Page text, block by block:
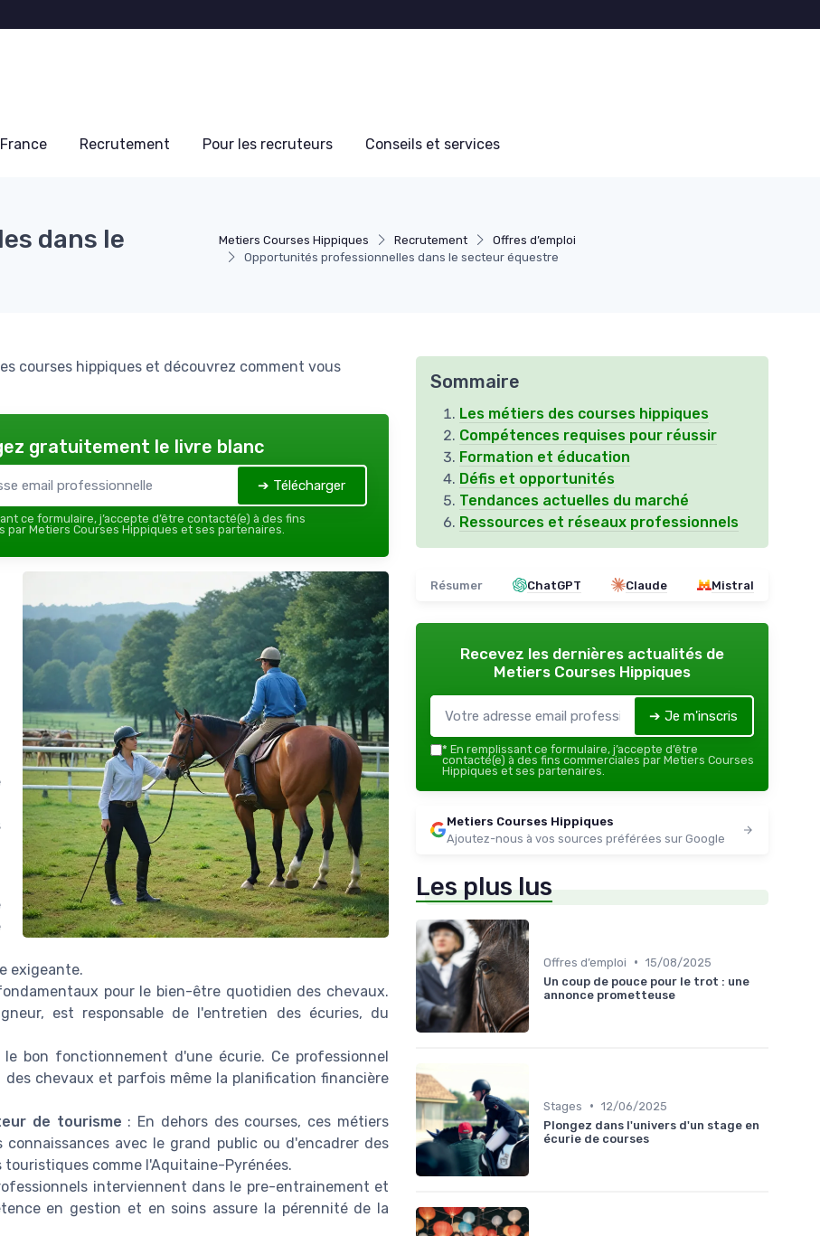
Recrutement Pour les recruteurs Conseils et services
Metiers Courses Hippiques Recrutement
Offres d’emploi
Opportunités professionnelles dans le secteur équestre
dans le
courses hippiques et découvrez comment vous
gratuitement le livre blanc
➔ Télécharger
ce formulaire, j’accepte d’être contacté(e) à des fins
par Metiers Courses Hippiques et ses partenaires.
exigeante.
pour le bien-être quotidien des chevaux.
est responsable de l'entretien des écuries, du
bon fonctionnement d'une écurie. Ce professionnel
chevaux et parfois même la planification financière
de tourisme : En dehors des courses, ces métiers
avec le grand public ou d'encadrer des
comme l'Aquitaine-Pyrénées.
interviennent dans le pre-entrainement et
en gestion et en soins assure la pérennité de la
Sommaire
Les métiers des courses hippiques
Compétences requises pour réussir
Formation et éducation
Défis et opportunités
Tendances actuelles du marché
Ressources et réseaux professionnels
Résumer ChatGPT Claude Mistral
Recevez les dernières actualités de
Metiers Courses Hippiques
➔ Je m'inscris
* En remplissant ce formulaire, j’accepte d’être
contacté(e) à des fins commerciales par Metiers Courses
Hippiques et ses partenaires.
Metiers Courses Hippiques
Ajoutez-nous à vos sources préférées sur Google
Les plus lus
Offres d’emploi • 15/08/2025
Un coup de pouce pour le trot : une
annonce prometteuse
Stages • 12/06/2025
Plongez dans l'univers d'un stage en
écurie de courses